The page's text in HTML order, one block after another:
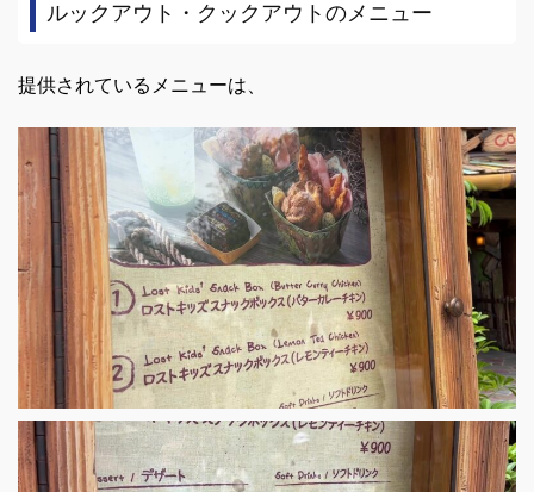
ルックアウト・クックアウトのメニュー
提供されているメニューは、